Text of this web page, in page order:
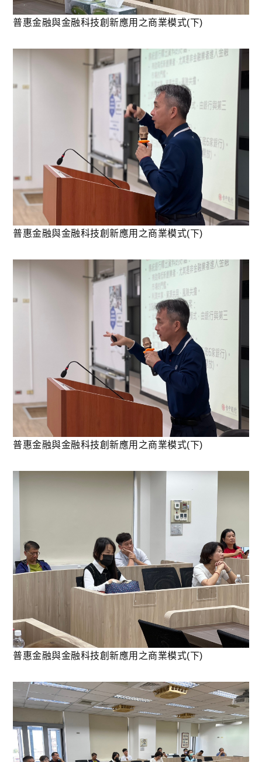
普惠金融與金融科技創新應用之商業模式(下)
普惠金融與金融科技創新應用之商業模式(下)
普惠金融與金融科技創新應用之商業模式(下)
普惠金融與金融科技創新應用之商業模式(下)